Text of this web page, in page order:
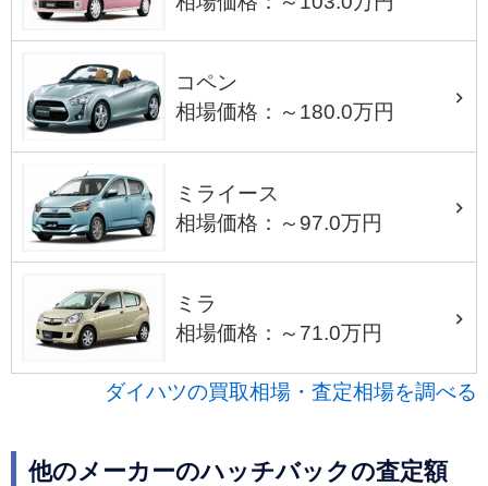
コペン
相場価格：～180.0万円
ミライース
相場価格：～97.0万円
ミラ
相場価格：～71.0万円
ダイハツの買取相場・査定相場を調べる
他のメーカーのハッチバックの査定額